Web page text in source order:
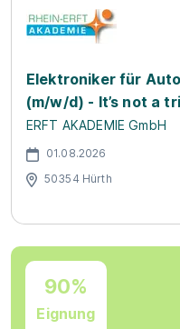
Elektroniker für
(m/w/d) - It’s not a
ERFT AKADEMIE GmbH
01.08.2026
50354 Hürth
90%
Eignung